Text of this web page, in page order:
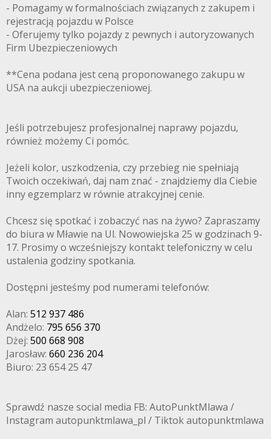
- Pomagamy w formalnościach związanych z zakupem i
rejestracją pojazdu w Polsce
- Oferujemy tylko pojazdy z pewnych i autoryzowanych
Firm Ubezpieczeniowych
**Cena podana jest ceną proponowanego zakupu w
USA na aukcji ubezpieczeniowej.
Jeśli potrzebujesz profesjonalnej naprawy pojazdu,
również możemy Ci pomóc.
Jeżeli kolor, uszkodzenia, czy przebieg nie spełniają
Twoich oczekiwań, daj nam znać - znajdziemy dla Ciebie
inny egzemplarz w równie atrakcyjnej cenie.
Chcesz się spotkać i zobaczyć nas na żywo? Zapraszamy
do biura w Mławie na Ul. Nowowiejska 25 w godzinach 9-
17. Prosimy o wcześniejszy kontakt telefoniczny w celu
ustalenia godziny spotkania.
Dostępni jesteśmy pod numerami telefonów:
Alan: 512 937 486
Andżelo: 795 656 370
Dżej: 500 668 908
Jarosław: 660 236 204
Biuro: 23 654 25 47
Sprawdź nasze social media FB: AutoPunktMlawa /
Instagram autopunktmlawa_pl / Tiktok autopunktmlawa